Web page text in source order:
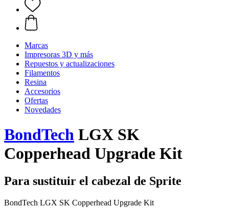
Marcas
Impresoras 3D y más
Repuestos y actualizaciones
Filamentos
Resina
Accesorios
Ofertas
Novedades
BondTech LGX SK
Copperhead Upgrade Kit
Para sustituir el cabezal de Sprite
BondTech LGX SK Copperhead Upgrade Kit